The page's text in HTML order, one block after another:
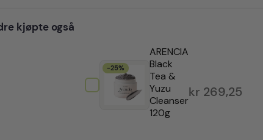
kjøpte også
-25%
ARENCIA
Black
Tea &
Yuzu
Cleanser
120g
kr 269,25